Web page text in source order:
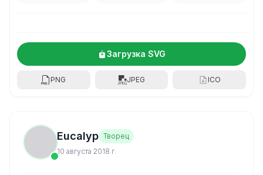
Загрузка SVG
PNG JPEG ICO
Eucalyp Творец
10 августа 2018 г.